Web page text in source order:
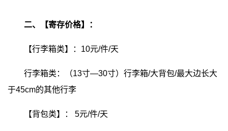
二、【寄存价格】：
【行李箱类】：10元/件/天
行李箱类：（13寸—30寸）行李箱/大背包/最大边长大
于45cm的其他行李
【背包类】： 5元/件/天